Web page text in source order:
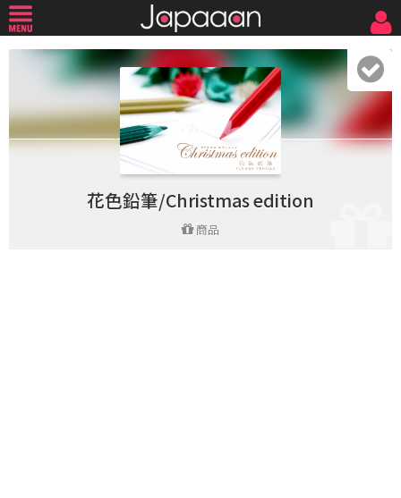
花色鉛筆/Christmas edition
商品